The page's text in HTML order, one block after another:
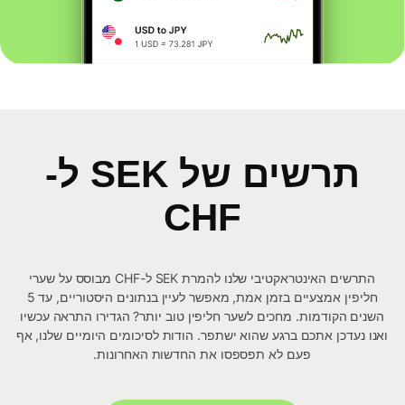
תרשים של SEK ל-
CHF
התרשים האינטראקטיבי שלנו להמרת SEK ל-CHF מבוסס על שערי
חליפין אמצעיים בזמן אמת, מאפשר לעיין בנתונים היסטוריים, עד 5
השנים הקודמות. מחכים לשער חליפין טוב יותר? הגדירו התראה עכשיו
ואנו נעדכן אתכם ברגע שהוא ישתפר. הודות לסיכומים היומיים שלנו, אף
פעם לא תפספסו את החדשות האחרונות.